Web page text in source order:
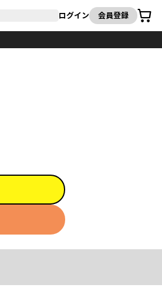
ログイン 会員登録
カート